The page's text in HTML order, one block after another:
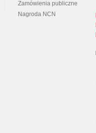
Zamówienia publiczne
Nagroda NCN